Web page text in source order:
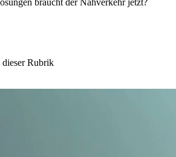
braucht der Nahverkehr jetzt?
dieser Rubrik